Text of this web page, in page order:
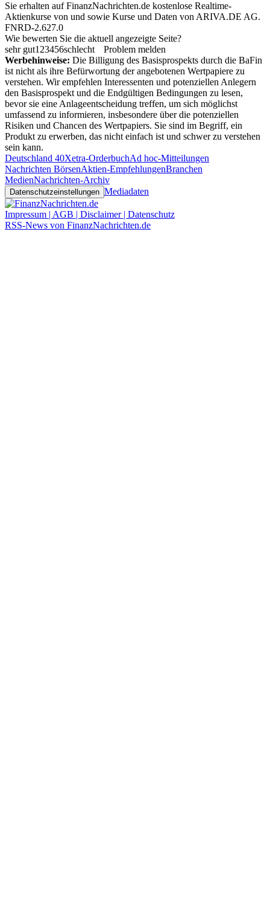
Sie erhalten auf FinanzNachrichten.de kostenlose Realtime-
Aktienkurse von und sowie Kurse und Daten von ARIVA.DE AG.
FNRD-2.627.0
Wie bewerten Sie die aktuell angezeigte Seite?
sehr gut1 23456schlecht
Problem melden
Werbehinweise: Die Billigung des Basisprospekts durch die BaFin
ist nicht als ihre Befürwortung der angebotenen Wertpapiere zu
verstehen. Wir empfehlen Interessenten und potenziellen Anlegern
den Basisprospekt und die Endgültigen Bedingungen zu lesen,
bevor sie eine Anlageentscheidung treffen, um sich möglichst
umfassend zu informieren, insbesondere über die potenziellen
Risiken und Chancen des Wertpapiers. Sie sind im Begriff, ein
Produkt zu erwerben, das nicht einfach ist und schwer zu verstehen
sein kann.
Deutschland 40Xetra-OrderbuchAd hoc-Mitteilungen
Nachrichten BörsenAktien-EmpfehlungenBranchen
MedienNachrichten-Archiv
Datenschutzeinstellungen Mediadaten
Impressum | AGB | Disclaimer | Datenschutz
RSS-News von FinanzNachrichten.de